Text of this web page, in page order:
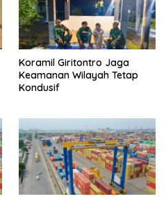
Koramil Giritontro Jaga
Keamanan Wilayah Tetap
Kondusif